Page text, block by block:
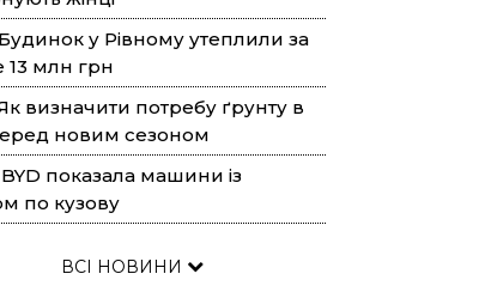
Будинок у Рівному утеплили за
млн грн
визначити потребу ґрунту в
новим сезоном
BYD показала машини із
по кузову
ВСІ НОВИНИ